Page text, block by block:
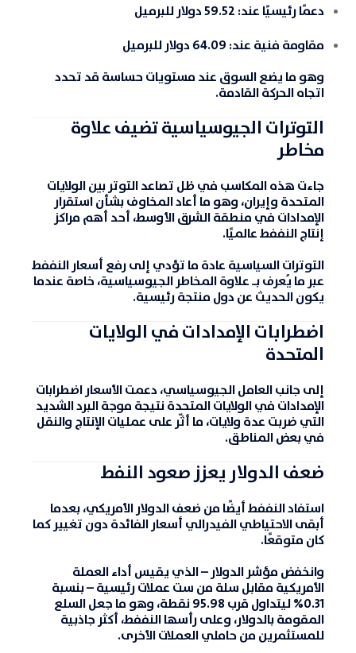
دعمًا رئيسيًا عند: 59.52 دولار للبرميل
مقاومة فنية عند: 64.09 دولار للبرميل
وهو ما يضع السوق عند مستويات حساسة قد تحدد
اتجاه الحركة القادمة.
التوترات الجيوسياسية تضيف علاوة
مخاطر
جاءت هذه المكاسب في ظل تصاعد التوتر بين الولايات
المتحدة وإيران، وهو ما أعاد المخاوف بشأن استقرار
الإمدادات في منطقة الشرق الأوسط، أحد أهم مراكز
إنتاج النففط عالميًا.
التوترات السياسية عادة ما تؤدي إلى رفع أسعار النففط
عبر ما يُعرف بـ علاوة المخاطر الجيوسياسية، خاصة عندما
يكون الحديث عن دول منتجة رئيسية.
اضطرابات الإمدادات في الولايات
المتحدة
إلى جانب العامل الجيوسياسي، دعمت الأسعار اضطرابات
الإمدادات في الولايات المتحدة نتيجة موجة البرد الشديد
التي ضربت عدة ولايات، ما أثّر على عمليات الإنتاج والنقل
في بعض المناطق.
ضعف الدولار يعزز صعود النفط
استفاد النففط أيضًا من ضعف الدولار الأمريكي، بعدما
أبقى الاحتياطي الفيدرالي أسعار الفائدة دون تغيير كما
كان متوقعًا.
وانخفض مؤشرالدولار– الذي يقيس أداء العملة
الأمريكية مقابل سلة من ست عملات رئيسية – بنسبة
0.31% ليتداول قرب 95.98 نقطة، وهو ما جعل السلع
المقومة بالدولار، وعلى رأسها النففط، أكثر جاذبية
للمستثمرين من حاملي العملات الأخرى.